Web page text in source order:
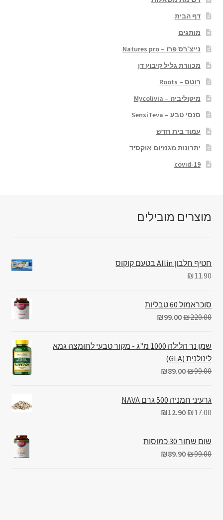
דף הבית
מותגים
נייצ'רס פרו – Natures pro
מכוורת גליל קיבוץ דן
רוטס – Roots
מיקוליביה – Mycolivia
סנסי טבע – SensiTeva
עמוד בית חדש
יתרונות מגנזיום אוקסיד
covid-19
מוצרים מובילים
חטיף חלבון Allin בטעם קוקוס
₪11.90
סוכראמול 60 טבליות
₪220.00
₪99.00
שמן נר הלילה 1000 מ"ג - מקור טבעי לחומצה גמא
לינולנית (GLA)
₪99.00
₪89.00
גרעיני חמניה 500 גרם NAVA
₪17.00
₪12.90
שום שחור 30 כמוסות
₪99.00
₪89.90